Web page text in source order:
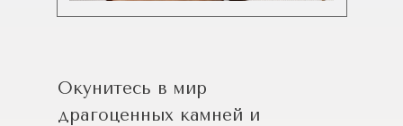
Окунитесь в мир
драгоценных камней и